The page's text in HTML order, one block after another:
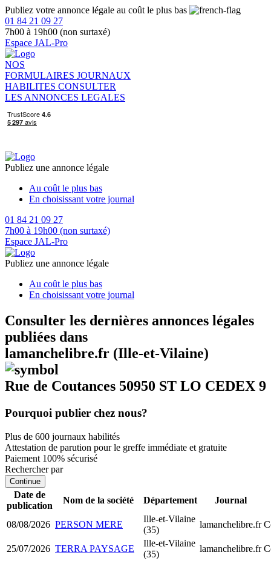
Publiez votre annonce légale au coût le plus bas
01 84 21 09 27
7h00 à 19h00 (non surtaxé)
Espace JAL-Pro
NOS
FORMULAIRES JOURNAUX
HABILITES CONSULTER
LES ANNONCES LEGALES
Publiez une annonce légale
Au coût le plus bas
En choisissant votre journal
01 84 21 09 27
7h00 à 19h00 (non surtaxé)
Espace JAL-Pro
Publiez une annonce légale
Au coût le plus bas
En choisissant votre journal
Consulter les dernières annonces légales
publiées dans
lamanchelibre.fr (Ille-et-Vilaine)
Rue de Coutances 50950 ST LO CEDEX 9
Pourquoi publier chez nous?
Plus de 600 journaux habilités
Attestation de parution pour le greffe immédiate et gratuite
Paiement 100% sécurisé
Rechercher par
Continue
Date de
publication
Nom de la société Département Journal
08/08/2026 PERSON MERE
Ille-et-Vilaine
(35)
lamanchelibre.fr
25/07/2026 TERRA PAYSAGE
Ille-et-Vilaine
(35)
lamanchelibre.fr